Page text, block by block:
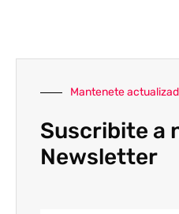
Mantenete
Suscribite a
Newsletter